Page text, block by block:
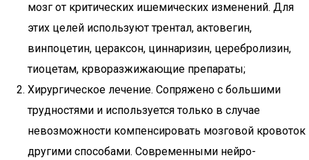
мозг от критических ишемических изменений. Для
этих целей используют трентал, актовегин,
винпоцетин, цераксон, циннаризин, церебролизин,
тиоцетам, крворазжижающие препараты;
Хирургическое лечение. Сопряжено с большими
трудностями и используется только в случае
невозможности компенсировать мозговой кровоток
другими способами. Современными нейро-